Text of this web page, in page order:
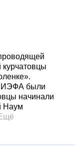
были
начинали
Наум